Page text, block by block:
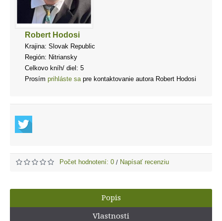
Robert Hodosi
Krajina: Slovak Republic
Región: Nitriansky
Celkovo kníh/ diel: 5
Prosím prihláste sapre kontaktovanie autora Robert Hodosi
Počet hodnotení: 0 / Napísať recenziu
Popis
Vlastnosti